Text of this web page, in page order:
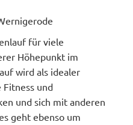
für viele
Höhepunkt im
wird als idealer
Fitness und
und sich mit anderen
geht ebenso um